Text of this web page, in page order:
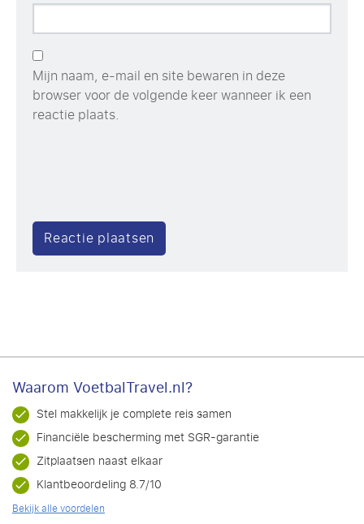
Mijn naam, e-mail en site bewaren in deze
browser voor de volgende keer wanneer ik een
reactie plaats.
Waarom VoetbalTravel.nl?
Stel makkelijk je complete reis samen
Financiële bescherming met SGR-garantie
Zitplaatsen naast elkaar
Klantbeoordeling 8.7/10
Bekijk alle voordelen